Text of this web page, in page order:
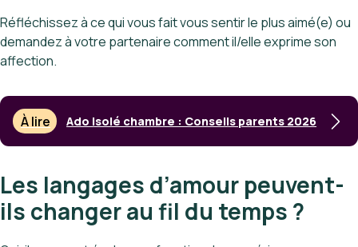
Réfléchissez à ce qui vous fait vous sentir le plus aimé(e) ou
demandez à votre partenaire comment il/elle exprime son
affection.
À lire Ado isolé chambre : Conseils parents 2026
Les langages d’amour peuvent-
ils changer au fil du temps ?